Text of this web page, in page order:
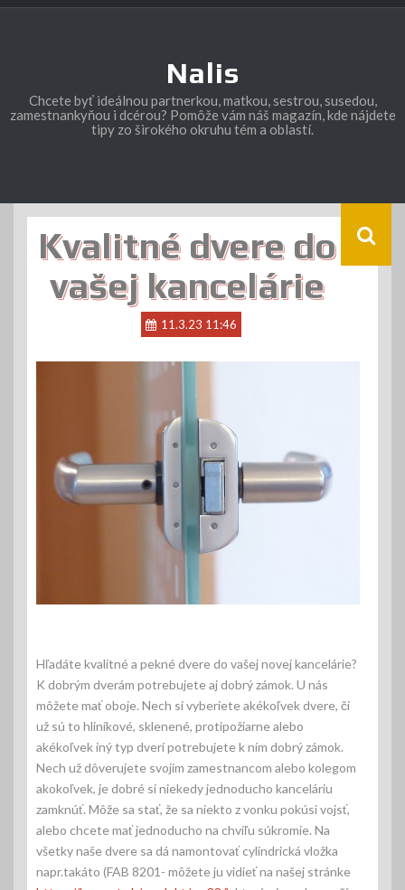
Skip
Nalis
Chcete byť ideálnou partnerkou, matkou, sestrou, susedou,
zamestnankyňou i dcérou? Pomôže vám náš magazín, kde nájdete
tipy zo širokého okruhu tém a oblastí.
Kvalitné dvere do
vašej kancelárie
11.3.23 11:46
Hľadáte kvalitné a pekné dvere do vašej novej kancelárie?
K dobrým dverám potrebujete aj dobrý zámok. U nás
môžete mať oboje. Nech si vyberiete akékoľvek dvere, či
už sú to hliníkové, sklenené, protipožiarne alebo
akékoľvek iný typ dverí potrebujete k ním dobrý zámok.
Nech už dôverujete svojim zamestnancom alebo kolegom
akokoľvek, je dobré si niekedy jednoducho kanceláriu
zamknúť. Môže sa stať, že sa niekto z vonku pokúsi vojsť,
alebo chcete mať jednoducho na chvíľu súkromie. Na
všetky naše dvere sa dá namontovať cylindrická vložka
napr.takáto (FAB 8201- môžete ju vidieť na našej stránke